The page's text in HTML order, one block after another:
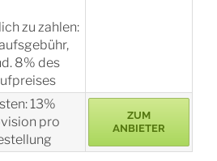
zu zahlen:
8% des
13%
pro
ZUM
ANBIETER